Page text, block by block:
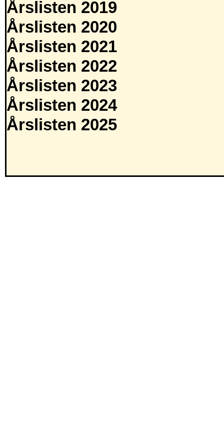
Årslisten 2019
Årslisten 2020
Årslisten 2021
Årslisten 2022
Årslisten 2023
Årslisten 2024
Årslisten 2025